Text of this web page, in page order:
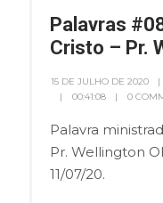
Palavras
Cristo – Pr.
15 DE JULHO DE 2020
00:41:08
0
Palavra
Pr. Wellington
11/07/20.